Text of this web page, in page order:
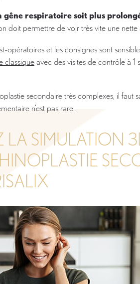
gêne respiratoire soit plus
doit permettre de voir très vite une nette
opératoires et les consignes sont
classiqueavec des visites de contrôle à 1
secondaire très complexes, il faut
n'est pas rare.
LA SIMULATION